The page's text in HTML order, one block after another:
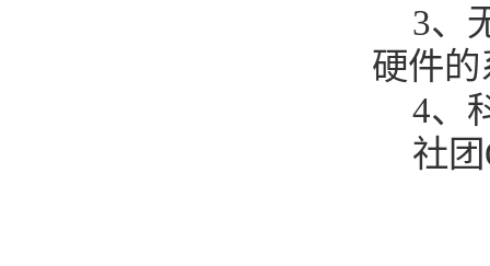
3、
硬件
4、
社